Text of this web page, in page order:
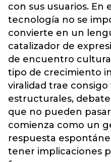
con sus usuarios. En
tecnología no se
convierte en un
catalizador de
de encuentro
tipo de crecimiento
viralidad trae
estructurales,
que no pueden
comienza como un
respuesta
tener implicaciones